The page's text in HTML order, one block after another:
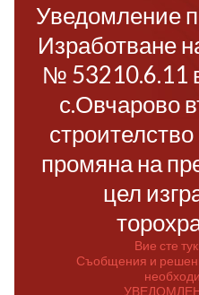
Уведомление
Изработване
№ 53210.6.11
с.Овчарово
промяна на
цел
Вие сте
Съобщения и